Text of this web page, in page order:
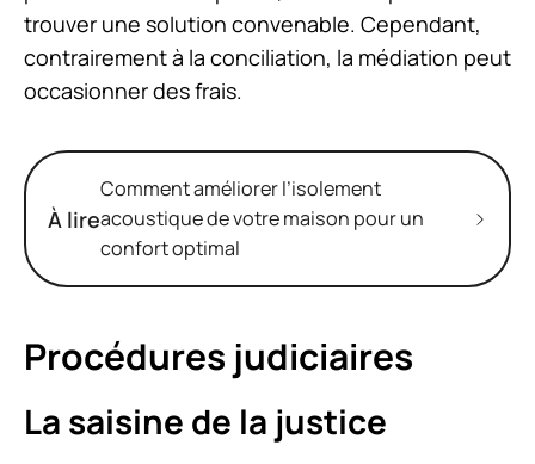
trouver une solution convenable. Cependant,
contrairement à la conciliation, la médiation peut
occasionner des frais.
À lire
Comment améliorer l’isolement
acoustique de votre maison pour un
confort optimal
Procédures judiciaires
La saisine de la justice